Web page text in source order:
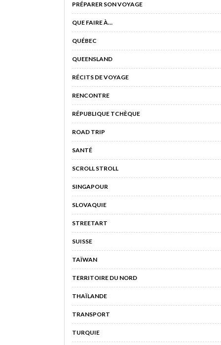
PRÉPARER SON VOYAGE
QUE FAIRE À…
QUÉBEC
QUEENSLAND
RÉCITS DE VOYAGE
RENCONTRE
RÉPUBLIQUE TCHÈQUE
ROAD TRIP
SANTÉ
SCROLL STROLL
SINGAPOUR
SLOVAQUIE
STREETART
SUISSE
TAÏWAN
TERRITOIRE DU NORD
THAÏLANDE
TRANSPORT
TURQUIE